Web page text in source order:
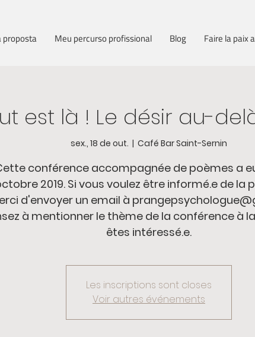
proposta Meu percurso profissional Blog Faire la paix
est là ! Le désir au-
sex., 18 de out.
  |
Café Bar Saint-Sernin
conférence accompagnée de poèmes a
2019. Si vous voulez être informé.e de la
d'envoyer un email à
à mentionner le thème de la conférence à
êtes intéressé.e.
Les inscriptions sont closes
Voir autres événements